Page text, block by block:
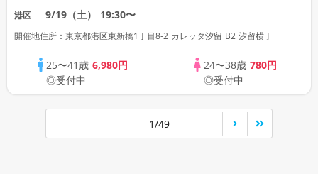
する。
港区 9/19（土） 19:30〜
開催地住所：東京都港区東新橋1丁目8-2 カレッタ汐留 B2 汐留横丁
25〜41歳6,980円
◎受付中
24〜38歳 780円
◎受付中
1/49